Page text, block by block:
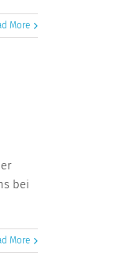
More
bei
More